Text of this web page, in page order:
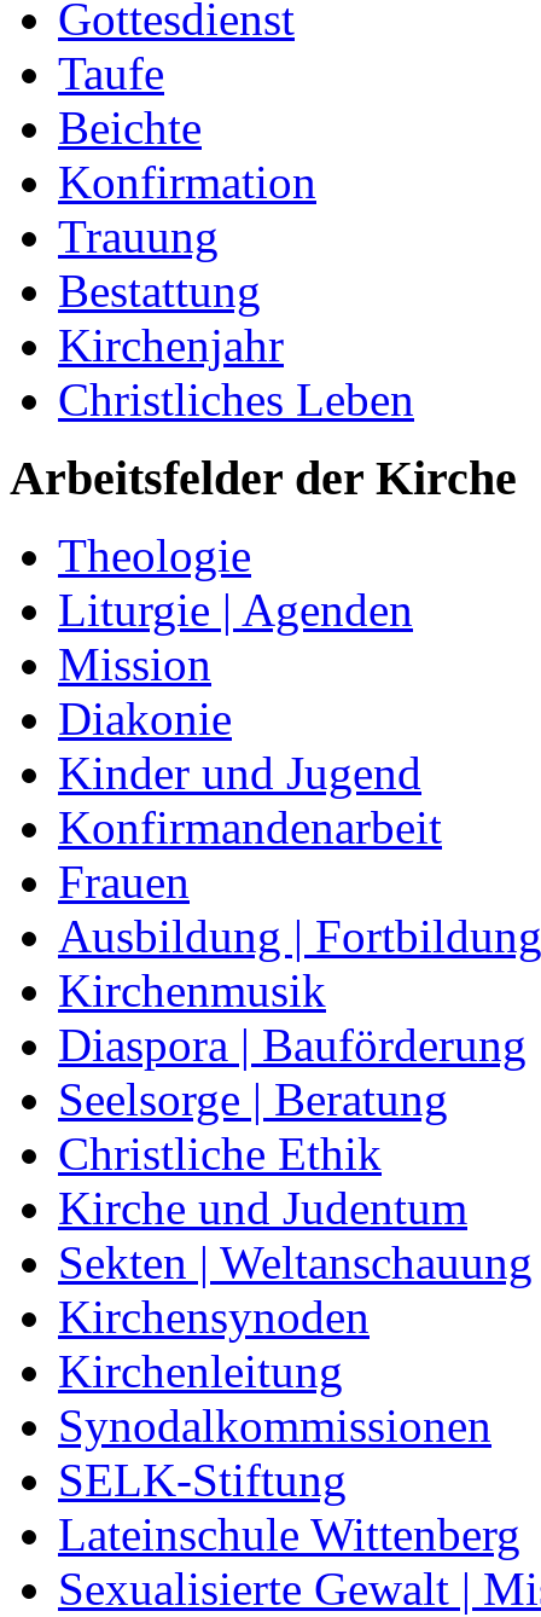
Gottesdienst
Taufe
Beichte
Konfirmation
Trauung
Bestattung
Kirchenjahr
Christliches Leben
Arbeitsfelder der Kirche
Theologie
Liturgie | Agenden
Mission
Diakonie
Kinder und Jugend
Konfirmandenarbeit
Frauen
Ausbildung | Fortbildung
Kirchenmusik
Diaspora | Bauförderung
Seelsorge | Beratung
Christliche Ethik
Kirche und Judentum
Sekten | Weltanschauung
Kirchensynoden
Kirchenleitung
Synodalkommissionen
SELK-Stiftung
Lateinschule Wittenberg
Sexualisierte Gewalt |